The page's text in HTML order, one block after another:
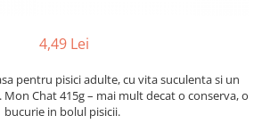
4,49 Lei
pentru pisici adulte, cu vita suculenta si un
Chat 415g – mai mult decat o conserva, o
bucurie in bolul pisicii.